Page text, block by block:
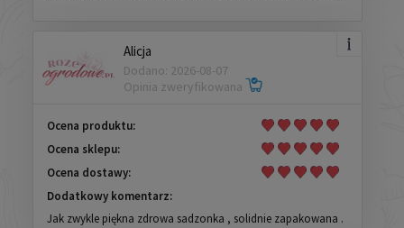
Alicja
Dodano: 2026-08-07
Opinia zweryfikowana
Ocena produktu:
Ocena sklepu:
Ocena dostawy:
Dodatkowy komentarz:
Jak zwykle piękna zdrowa sadzonka , solidnie zapakowana .